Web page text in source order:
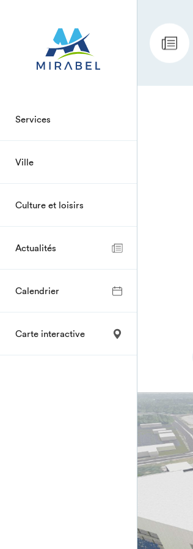
Services
Ville
Culture et loisirs
Actualités
Calendrier
Carte interactive